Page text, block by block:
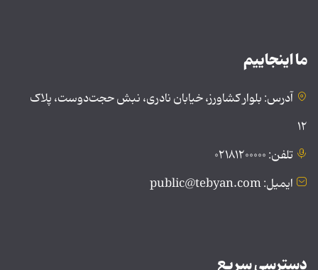
ما اینجاییم
آدرس: بلوار کشاورز، خیابان نادری، نبش حجت‌دوست، پلاک
۱۲
تلفن: ۰۲۱۸۱۲۰۰۰۰۰
ایمیل: public@tebyan.com